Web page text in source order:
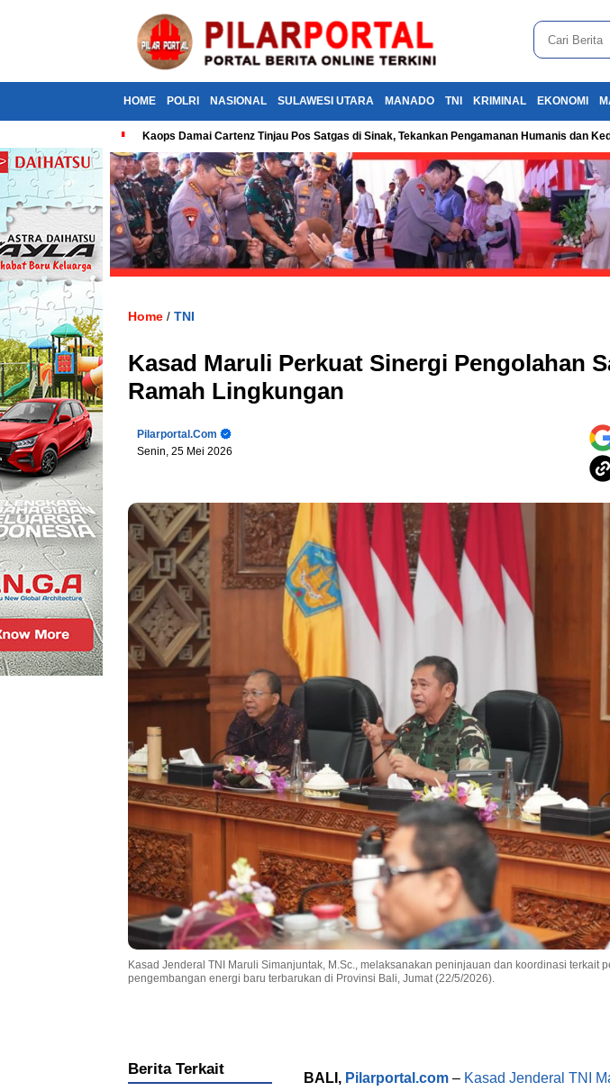
HOME POLRI NASIONAL SULAWESI UTARA MANADO TNI KRIMINAL EKONOMI
Kaops Damai Cartenz Tinjau Pos Satgas di Sinak, Tekankan Pengamanan Humanis dan
Home / TNI
Kasad Maruli Perkuat Sinergi Pengolahan
Ramah Lingkungan
Pilarportal.com
Senin, 25 Mei 2026
Kasad Jenderal TNI Maruli Simanjuntak, M.Sc., melaksanakan peninjauan dan koordinasi terkait
pengembangan energi baru terbarukan di Provinsi Bali, Jumat (22/5/2026).
BALI, Pilarportal.com – Kasad Jenderal TNI
Berita Terkait